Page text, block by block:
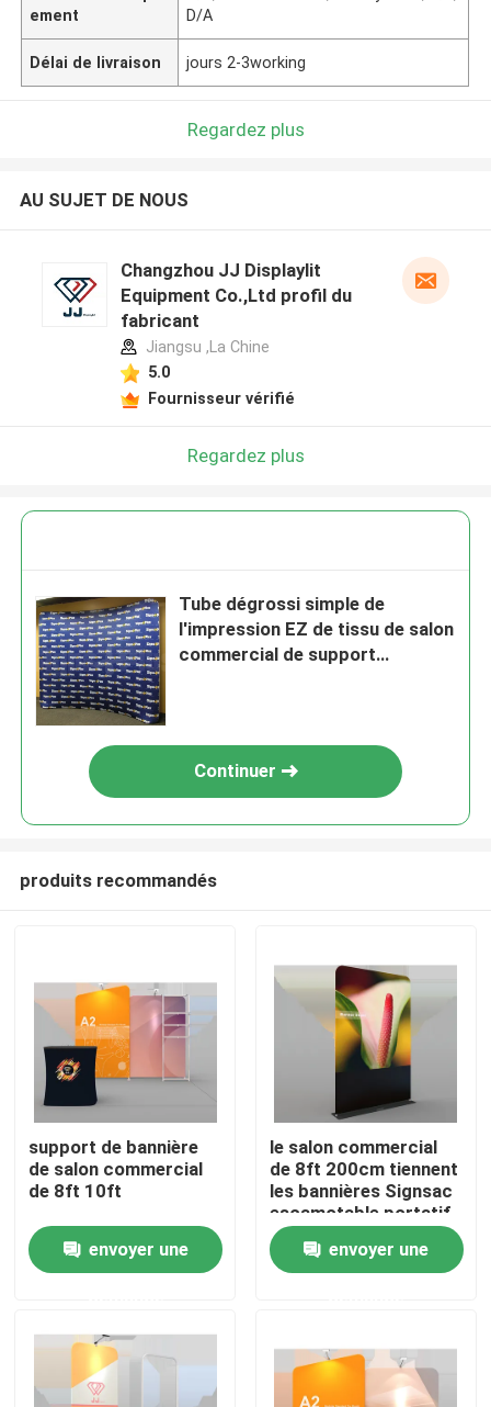
Aperçu
Produits
A propos de nous
ement
D/A
Délai de livraison jours 2-3working
Regardez plus
AU SUJET DE NOUS
Changzhou JJ Displaylit
Equipment Co.,Ltd profil du
fabricant
Jiangsu ,La Chine
5.0
Fournisseur vérifié
Regardez plus
Tube dégrossi simple de
l'impression EZ de tissu de salon
commercial de support
Continuer
produits recommandés
support de bannière
de salon commercial
de 8ft 10ft
envoyer une
le salon commercial
de 8ft 200cm tiennent
les bannières Signsac
escamotable portatif
pour S+how
commercialenvoyer une